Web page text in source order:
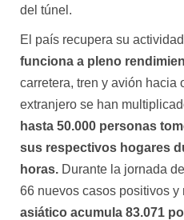
del túnel.
El país recupera su
funciona a pleno
carretera, tren y avión hacia
extranjero se han
hasta 50.000 personas
sus respectivos hogares
horas. Durante la jornada
66 nuevos casos positivos y
asiático acumula 83.071